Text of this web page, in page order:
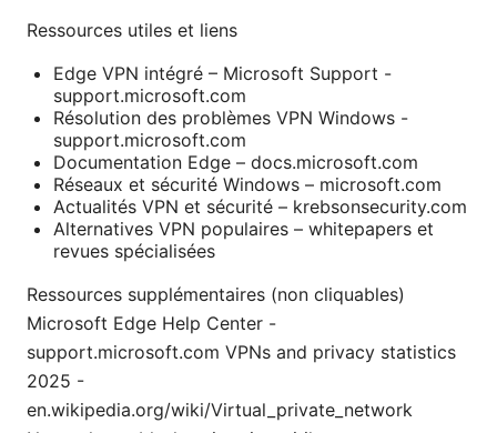
Ressources utiles et liens
Edge VPN intégré – Microsoft Support -
support.microsoft.com
Résolution des problèmes VPN Windows -
support.microsoft.com
Documentation Edge – docs.microsoft.com
Réseaux et sécurité Windows – microsoft.com
Actualités VPN et sécurité – krebsonsecurity.com
Alternatives VPN populaires – whitepapers et
revues spécialisées
Ressources supplémentaires (non cliquables)
Microsoft Edge Help Center -
support.microsoft.com VPNs and privacy statistics
2025 -
en.wikipedia.org/wiki/Virtual_private_network